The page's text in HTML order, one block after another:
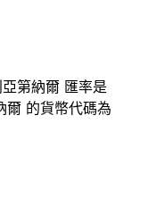
第納爾 匯率是
爾 的貨幣代碼為